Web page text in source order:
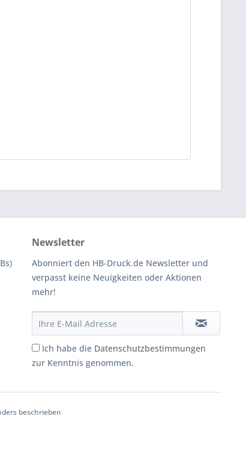
Newsletter
Abonniert den HB-Druck.de Newsletter und
verpasst keine Neuigkeiten oder Aktionen
mehr!
Ich habe die Datenschutzbestimmungen
zur Kenntnis genommen.
beschrieben